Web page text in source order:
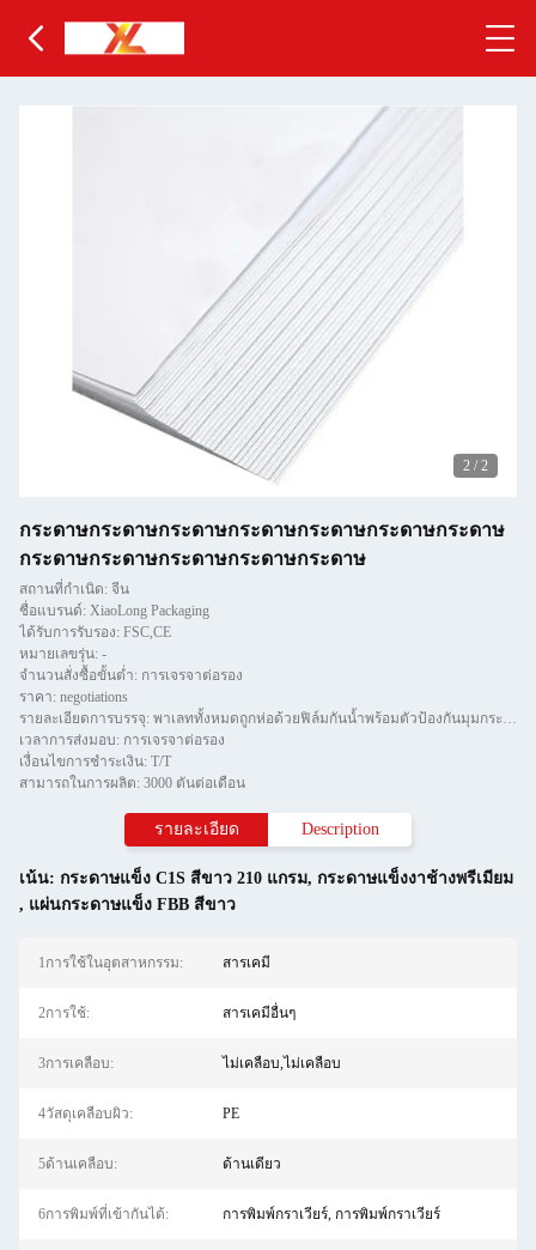
2 / 2
กระดาษกระดาษกระดาษกระดาษกระดาษกระดาษกระดาษ
กระดาษกระดาษกระดาษกระดาษกระดาษ
สถานที่กำเนิด: จีน
ชื่อแบรนด์: XiaoLong Packaging
ได้รับการรับรอง: FSC,CE
หมายเลขรุ่น: -
จำนวนสั่งซื้อขั้นต่ำ: การเจรจาต่อรอง
ราคา: negotiations
รายละเอียดการบรรจุ: พาเลททั้งหมดถูกห่อด้วยฟิล์มกันน้ำพร้อมตัวป้องกันมุมกระดาษและยึดด้วยแถบทีสองชิ้น
เวลาการส่งมอบ: การเจรจาต่อรอง
เงื่อนไขการชำระเงิน: T/T
สามารถในการผลิต: 3000 ตันต่อเดือน
รายละเอียด Description
เน้น: กระดาษแข็ง C1S สีขาว 210 แกรม, กระดาษแข็งงาช้างพรีเมียม
, แผ่นกระดาษแข็ง FBB สีขาว
1การใช้ในอุตสาหกรรม: สารเคมี
2การใช้: สารเคมีอื่นๆ
3การเคลือบ: ไม่เคลือบ,ไม่เคลือบ
4วัสดุเคลือบผิว: PE
5ด้านเคลือบ: ด้านเดียว
6การพิมพ์ที่เข้ากันได้: การพิมพ์กราเวียร์, การพิมพ์กราเวียร์